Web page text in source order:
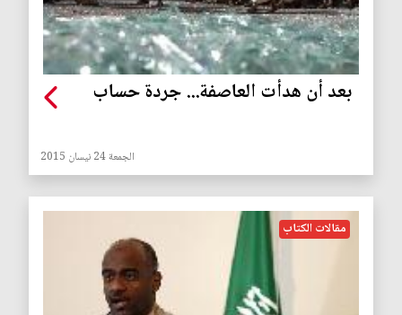
بعد أن هدأت العاصفة... جردة حساب
الجمعة 24 نيسان 2015
مقالات الكتاب